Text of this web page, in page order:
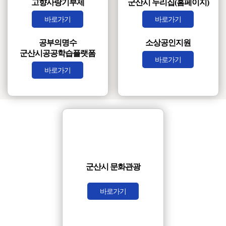
고향사랑기부제
바로가기
공부의명수
군산시공공학습플랫폼
바로가기
군산시 누리집(홈페이지)
바로가기
소상공인지원
바로가기
군산시 문화관광
바로가기